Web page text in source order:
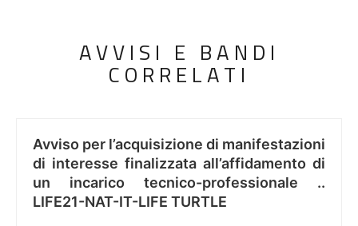
AVVISI E BANDI
CORRELATI
Avviso per l’acquisizione di manifestazioni
di interesse finalizzata all’affidamento di
un incarico tecnico-professionale ..
LIFE21-NAT-IT-LIFE TURTLE